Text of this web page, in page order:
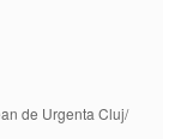
de Urgenta Cluj/